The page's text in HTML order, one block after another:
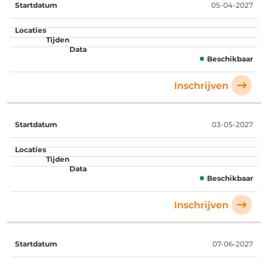
05-04-2027
Beschikbaar
Inschrijven
03-05-2027
Beschikbaar
Inschrijven
07-06-2027